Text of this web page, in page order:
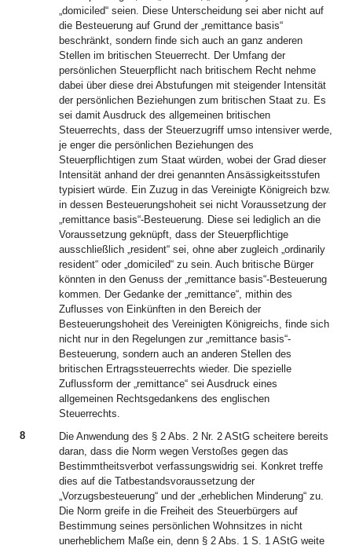
„domiciled“ seien. Diese Unterscheidung sei aber nicht auf
die Besteuerung auf Grund der „remittance basis“
beschränkt, sondern finde sich auch an ganz anderen
Stellen im britischen Steuerrecht. Der Umfang der
persönlichen Steuerpflicht nach britischem Recht nehme
dabei über diese drei Abstufungen mit steigender Intensität
der persönlichen Beziehungen zum britischen Staat zu. Es
sei damit Ausdruck des allgemeinen britischen
Steuerrechts, dass der Steuerzugriff umso intensiver werde,
je enger die persönlichen Beziehungen des
Steuerpflichtigen zum Staat würden, wobei der Grad dieser
Intensität anhand der drei genannten Ansässigkeitsstufen
typisiert würde. Ein Zuzug in das Vereinigte Königreich bzw.
in dessen Besteuerungshoheit sei nicht Voraussetzung der
„remittance basis“-Besteuerung. Diese sei lediglich an die
Voraussetzung geknüpft, dass der Steuerpflichtige
ausschließlich „resident“ sei, ohne aber zugleich „ordinarily
resident“ oder „domiciled“ zu sein. Auch britische Bürger
könnten in den Genuss der „remittance basis“-Besteuerung
kommen. Der Gedanke der „remittance“, mithin des
Zuflusses von Einkünften in den Bereich der
Besteuerungshoheit des Vereinigten Königreichs, finde sich
nicht nur in den Regelungen zur „remittance basis“-
Besteuerung, sondern auch an anderen Stellen des
britischen Ertragssteuerrechts wieder. Die spezielle
Zuflussform der „remittance“ sei Ausdruck eines
allgemeinen Rechtsgedankens des englischen
Steuerrechts.
8
Die Anwendung des § 2 Abs. 2 Nr. 2 AStG scheitere bereits
daran, dass die Norm wegen Verstoßes gegen das
Bestimmtheitsverbot verfassungswidrig sei. Konkret treffe
dies auf die Tatbestandsvoraussetzung der
„Vorzugsbesteuerung“ und der „erheblichen Minderung“ zu.
Die Norm greife in die Freiheit des Steuerbürgers auf
Bestimmung seines persönlichen Wohnsitzes in nicht
unerheblichem Maße ein, denn § 2 Abs. 1 S. 1 AStG weite